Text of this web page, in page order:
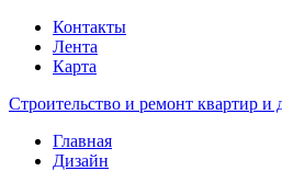
Контакты
Лента
Карта
Строительство и ремонт квартир и
Главная
Дизайн